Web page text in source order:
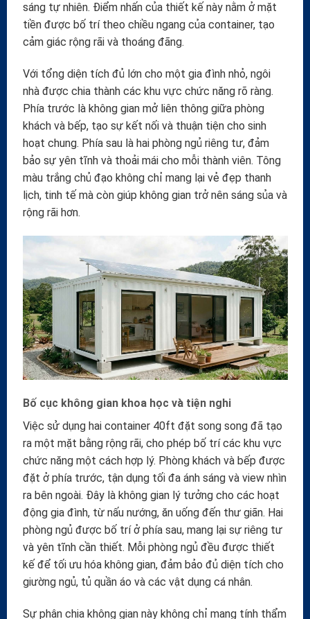
sáng tự nhiên. Điểm nhấn của thiết kế này nằm ở mặt
tiền được bố trí theo chiều ngang của container, tạo
cảm giác rộng rãi và thoáng đãng.
Với tổng diện tích đủ lớn cho một gia đình nhỏ, ngôi
nhà được chia thành các khu vực chức năng rõ ràng.
Phía trước là không gian mở liên thông giữa phòng
khách và bếp, tạo sự kết nối và thuận tiện cho sinh
hoạt chung. Phía sau là hai phòng ngủ riêng tư, đảm
bảo sự yên tĩnh và thoải mái cho mỗi thành viên. Tông
màu trắng chủ đạo không chỉ mang lại vẻ đẹp thanh
lịch, tinh tế mà còn giúp không gian trở nên sáng sủa và
rộng rãi hơn.
Bố cục không gian khoa học và tiện nghi
Việc sử dụng hai container 40ft đặt song song đã tạo
ra một mặt bằng rộng rãi, cho phép bố trí các khu vực
chức năng một cách hợp lý. Phòng khách và bếp được
đặt ở phía trước, tận dụng tối đa ánh sáng và view nhìn
ra bên ngoài. Đây là không gian lý tưởng cho các hoạt
động gia đình, từ nấu nướng, ăn uống đến thư giãn. Hai
phòng ngủ được bố trí ở phía sau, mang lại sự riêng tư
và yên tĩnh cần thiết. Mỗi phòng ngủ đều được thiết
kế để tối ưu hóa không gian, đảm bảo đủ diện tích cho
giường ngủ, tủ quần áo và các vật dụng cá nhân.
Sự phân chia không gian này không chỉ mang tính thẩm